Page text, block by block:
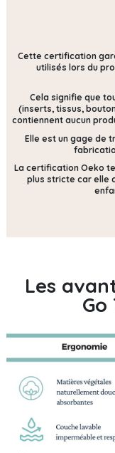
Cette certification
utilisés lors du
Cela signifie que
(inserts, tissus,
contiennent aucun
Elle est un gage de
La certification Oeko
plus stricte car elle
Les
Go